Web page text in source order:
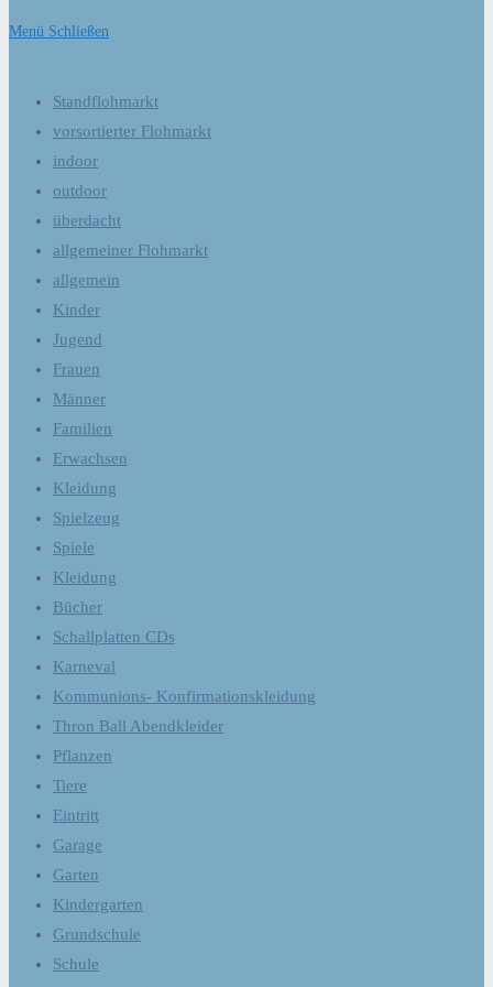
Menü Schließen
Standflohmarkt
vorsortierter Flohmarkt
indoor
outdoor
überdacht
allgemeiner Flohmarkt
allgemein
Kinder
Jugend
Frauen
Männer
Familien
Erwachsen
Kleidung
Spielzeug
Spiele
Kleidung
Bücher
Schallplatten CDs
Karneval
Kommunions- Konfirmationskleidung
Thron Ball Abendkleider
Pflanzen
Tiere
Eintritt
Garage
Garten
Kindergarten
Grundschule
Schule